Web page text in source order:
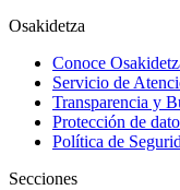
Osakidetza
Conoce
Servicio de
Transparencia y
Protección de
Política de
Secciones